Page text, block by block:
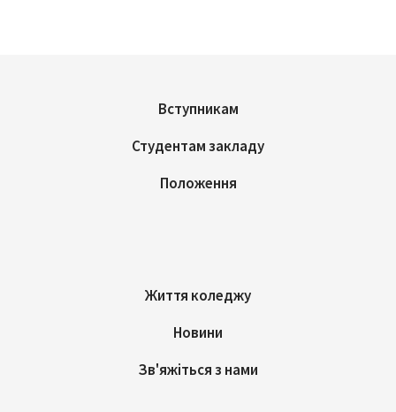
Вступникам
Студентам закладу
Положення
Життя коледжу
Новини
Зв'яжіться з нами